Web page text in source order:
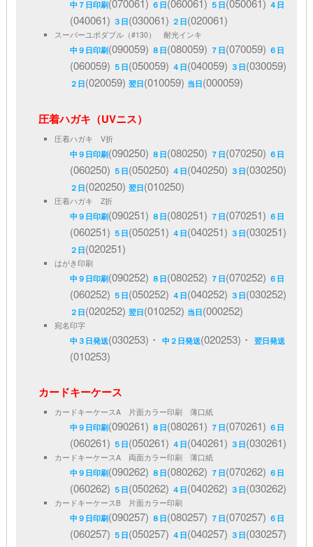
中７日印刷(070061) ６日(060061) ５日(050061) ４日
(040061) ３日(030061) ２日(020061)
スーパーユポダブル（#130） 耐光インキ
中９日印刷(090059) ８日(080059) ７日(070059) ６日
(060059) ５日(050059) ４日(040059) ３日(030059)
２日(020059)翌日(010059) 当日(000059)
圧着ハガキ（UVニス）
圧着ハガキ V折
中９日印刷(090250) ８日(080250) ７日(070250) ６日
(060250) ５日(050250) ４日(040250) ３日(030250)
２日(020250)翌日(010250)
圧着ハガキ Z折
中９日印刷(090251) ８日(080251) ７日(070251) ６日
(060251) ５日(050251) ４日(040251) ３日(030251)
２日(020251)
はがき印刷
中９日印刷(090252) ８日(080252) ７日(070252) ６日
(060252) ５日(050252) ４日(040252) ３日(030252)
２日(020252)翌日(010252) 当日(000252)
宛名印字
中３日発送(030253)・中２日発送(020253)・翌日発送
(010253)
カードキーケース
カードキーケースA 片面カラー印刷 薄口紙
中９日印刷(090261) ８日(080261) ７日(070261) ６日
(060261) ５日(050261) ４日(040261) ３日(030261)
カードキーケースA 両面カラー印刷 薄口紙
中９日印刷(090262) ８日(080262) ７日(070262) ６日
(060262) ５日(050262) ４日(040262) ３日(030262)
カードキーケースB 片面カラー印刷
中９日印刷(090257) ８日(080257) ７日(070257) ６日
(060257) ５日(050257) ４日(040257) ３日(030257)